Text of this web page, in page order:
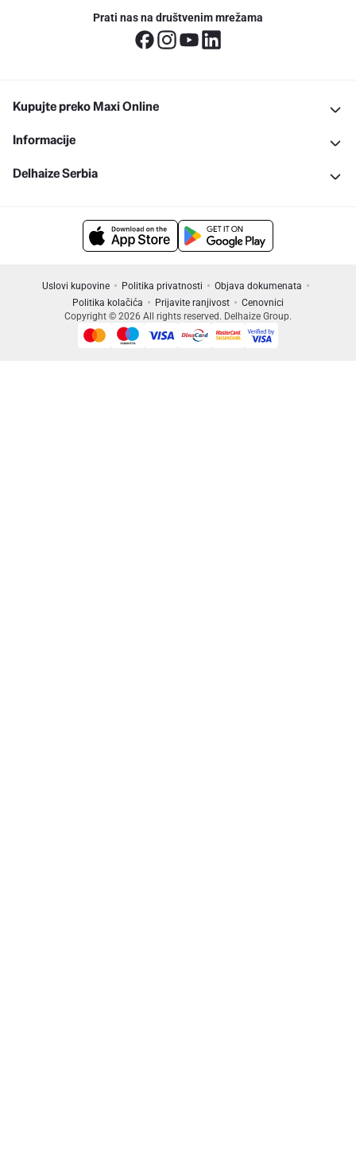
Prati nas na društvenim mrežama
Kupujte preko Maxi Online
Informacije
Delhaize Serbia
Uslovi kupovine Politika privatnosti
Objava dokumenata
Politika kolačića
Prijavite ranjivost
Cenovnici
Copyright © 2026 All rights reserved. Delhaize Group.